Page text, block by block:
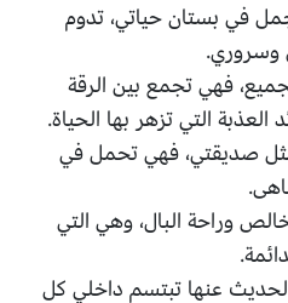
في بستان حياتي، تدوم
وسروري.
فهي تجمع بين الرقة
التي تزهر بها الحياة.
مثل صديقتي، فهي تحمل في
وراحة البال، وهي التي
عنها تبتسم داخلي كل